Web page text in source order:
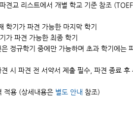
견교 리스트에서 개별 학교 기준 참조
학기가 파견 가능한 마지막 학기
파견 가능한 최종 학기
정규학기 중에만 가능하며 초과 학기에는
시 파견 전 서약서 제출 필수, 파견 종료 후
적용 (상세내용은 별도 안내 참조)